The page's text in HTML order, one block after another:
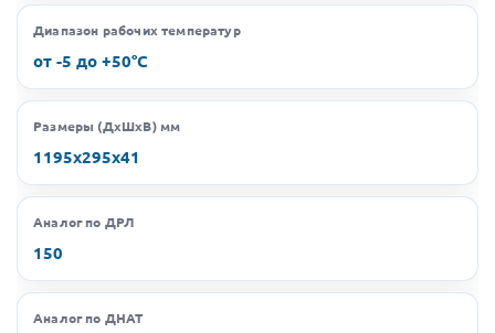
Диапазон рабочих температур
от -5 до +50°C
Размеры (ДхШхВ) мм
1195х295х41
Аналог по ДРЛ
150
Аналог по ДНАТ